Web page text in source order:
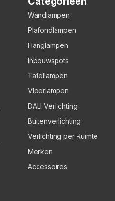
Wandlampen
Plafondlampen
Hanglampen
Inbouwspots
Tafellampen
Vloerlampen
DALI Verlichting
Buitenverlichting
Verlichting per Ruimte
Merken
Accessoires